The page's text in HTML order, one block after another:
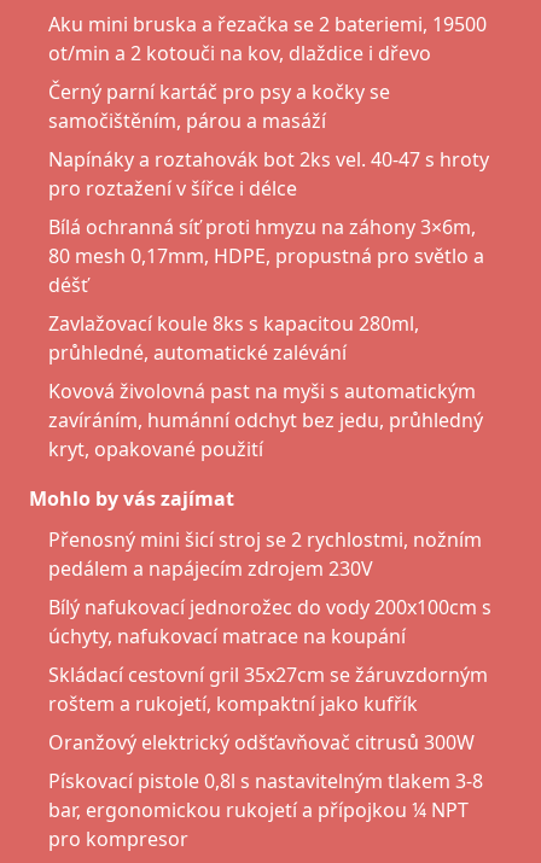
Aku mini bruska a řezačka se 2 bateriemi, 19500
ot/min a 2 kotouči na kov, dlaždice i dřevo
Černý parní kartáč pro psy a kočky se
samočištěním, párou a masáží
Napínáky a roztahovák bot 2ks vel. 40-47 s hroty
pro roztažení v šířce i délce
Bílá ochranná síť proti hmyzu na záhony 3×6m,
80 mesh 0,17mm, HDPE, propustná pro světlo a
déšť
Zavlažovací koule 8ks s kapacitou 280ml,
průhledné, automatické zalévání
Kovová živolovná past na myši s automatickým
zavíráním, humánní odchyt bez jedu, průhledný
kryt, opakované použití
Mohlo by vás zajímat
Přenosný mini šicí stroj se 2 rychlostmi, nožním
pedálem a napájecím zdrojem 230V
Bílý nafukovací jednorožec do vody 200x100cm s
úchyty, nafukovací matrace na koupání
Skládací cestovní gril 35x27cm se žáruvzdorným
roštem a rukojetí, kompaktní jako kufřík
Oranžový elektrický odšťavňovač citrusů 300W
Pískovací pistole 0,8l s nastavitelným tlakem 3-8
bar, ergonomickou rukojetí a přípojkou ¼ NPT
pro kompresor